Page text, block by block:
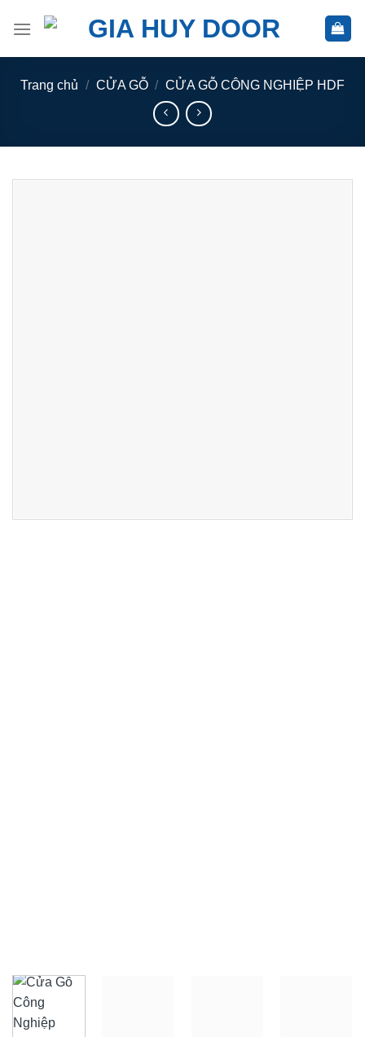
Trang chủ / CỬA GỖ / CỬA GỖ CÔNG NGHIỆP HDF